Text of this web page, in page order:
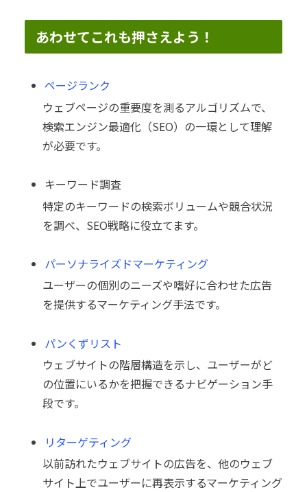
あわせてこれも押さえよう！
ページランク
ウェブページの重要度を測るアルゴリズムで、
検索エンジン最適化（SEO）の一環として理解
が必要です。
キーワード調査
特定のキーワードの検索ボリュームや競合状況
を調べ、SEO戦略に役立てます。
パーソナライズドマーケティング
ユーザーの個別のニーズや嗜好に合わせた広告
を提供するマーケティング手法です。
パンくずリスト
ウェブサイトの階層構造を示し、ユーザーがど
の位置にいるかを把握できるナビゲーション手
段です。
リターゲティング
以前訪れたウェブサイトの広告を、他のウェブ
サイト上でユーザーに再表示するマーケティング